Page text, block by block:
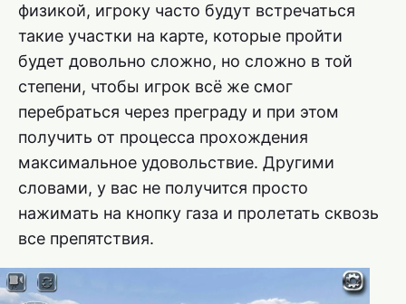
физикой, игроку часто будут встречаться
такие участки на карте, которые пройти
будет довольно сложно, но сложно в той
степени, чтобы игрок всё же смог
перебраться через преграду и при этом
получить от процесса прохождения
максимальное удовольствие. Другими
словами, у вас не получится просто
нажимать на кнопку газа и пролетать сквозь
все препятствия.